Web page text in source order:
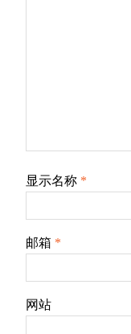
显示名称 *
邮箱 *
网站